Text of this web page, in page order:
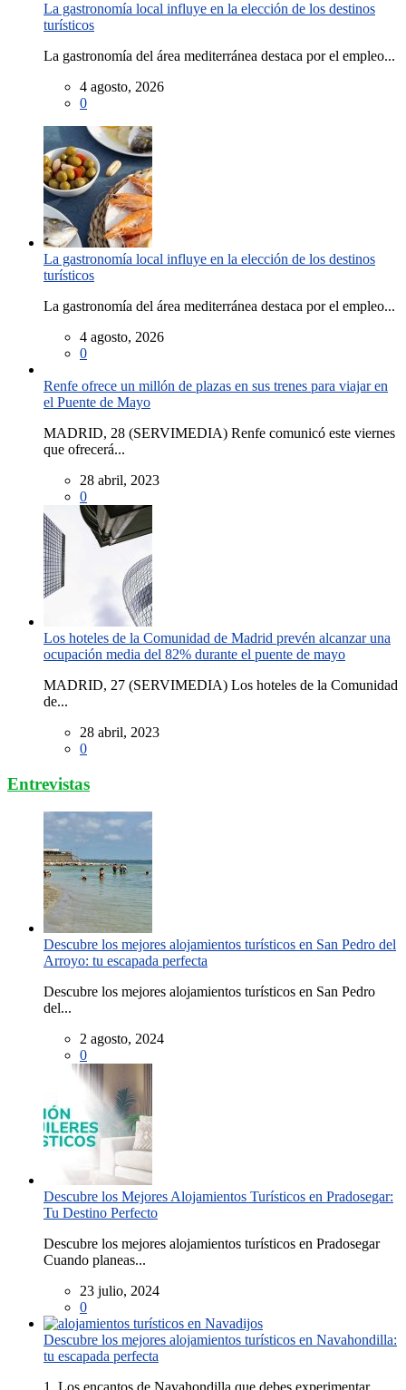
La gastronomía local influye en la elección de los destinos
turísticos
La gastronomía del área mediterránea destaca por el empleo...
4 agosto, 2026
0
La gastronomía local influye en la elección de los destinos
turísticos
La gastronomía del área mediterránea destaca por el empleo...
4 agosto, 2026
0
Renfe ofrece un millón de plazas en sus trenes para viajar en
el Puente de Mayo
MADRID, 28 (SERVIMEDIA) Renfe comunicó este viernes
que ofrecerá...
28 abril, 2023
0
Los hoteles de la Comunidad de Madrid prevén alcanzar una
ocupación media del 82% durante el puente de mayo
MADRID, 27 (SERVIMEDIA) Los hoteles de la Comunidad
de...
28 abril, 2023
0
Entrevistas
Descubre los mejores alojamientos turísticos en San Pedro del
Arroyo: tu escapada perfecta
Descubre los mejores alojamientos turísticos en San Pedro
del...
2 agosto, 2024
0
Descubre los Mejores Alojamientos Turísticos en Pradosegar:
Tu Destino Perfecto
Descubre los mejores alojamientos turísticos en Pradosegar
Cuando planeas...
23 julio, 2024
0
Descubre los mejores alojamientos turísticos en Navahondilla:
tu escapada perfecta
1. Los encantos de Navahondilla que debes experimentar